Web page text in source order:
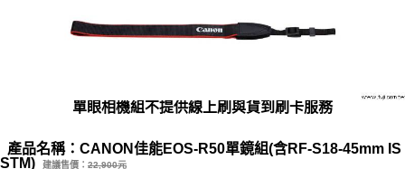
單眼相機組不提供線上刷與貨到刷卡服務
產品名稱：CANON佳能EOS-R50單鏡組(含RF-S18-45mm IS
STM)
建議售價： 22,900元